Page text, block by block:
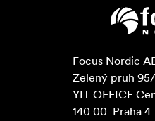
Focus Nordic
Zelený pruh
YIT OFFICE
140 00  Praha 4